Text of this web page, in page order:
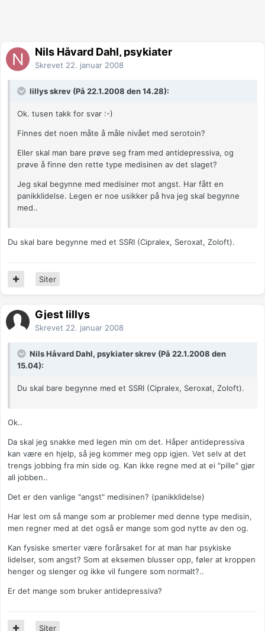
Nils Håvard Dahl, psykiater
Skrevet 22. januar 2008
lillys skrev (På 22.1.2008 den 14.28):
Ok. tusen takk for svar :-)
Finnes det noen måte å måle nivået med serotoin?
Eller skal man bare prøve seg fram med antidepressiva, og
prøve å finne den rette type medisinen av det slaget?
Jeg skal begynne med medisiner mot angst. Har fått en
panikklidelse. Legen er noe usikker på hva jeg skal begynne
med..
Du skal bare begynne med et SSRI (Cipralex, Seroxat, Zoloft).
Siter
Gjest lillys
Skrevet 22. januar 2008
Nils Håvard Dahl, psykiater skrev (På 22.1.2008 den
15.04):
Du skal bare begynne med et SSRI (Cipralex, Seroxat, Zoloft).
Ok..
Da skal jeg snakke med legen min om det. Håper antidepressiva
kan være en hjelp, så jeg kommer meg opp igjen. Vet selv at det
trengs jobbing fra min side og. Kan ikke regne med at ei "pille" gjør
all jobben..
Det er den vanlige "angst" medisinen? (panikklidelse)
Har lest om så mange som ar problemer med denne type medisin,
men regner med at det også er mange som god nytte av den og.
Kan fysiske smerter være forårsaket for at man har psykiske
lidelser, som angst? Som at eksemen blusser opp, føler at kroppen
henger og slenger og ikke vil fungere som normalt?..
Er det mange som bruker antidepressiva?
Siter